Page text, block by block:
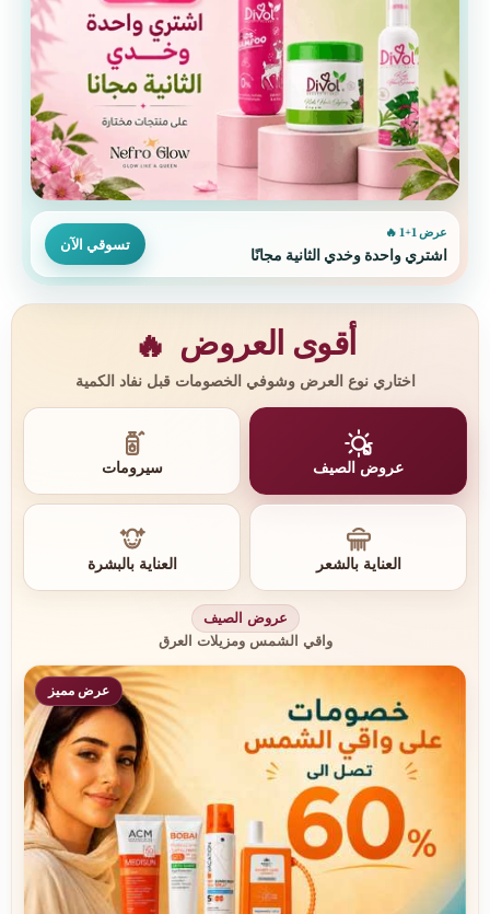
عرض 1+1 🔥
اشتري واحدة وخدي الثانية مجانًا
تسوقي الآن
أقوى العروض 🔥
اختاري نوع العرض وشوفي الخصومات قبل نفاد الكمية
عروض الصيف سيرومات
العناية بالشعر العناية بالبشرة
عروض الصيف
واقي الشمس ومزيلات العرق